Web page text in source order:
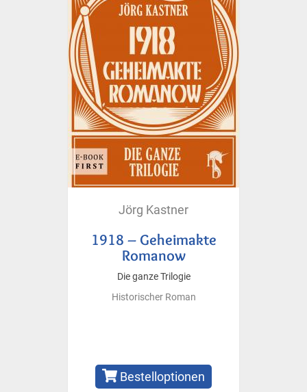
Jörg Kastner
1918 – Geheimakte
Romanow
Die ganze Trilogie
Historischer Roman
Bestelloptionen